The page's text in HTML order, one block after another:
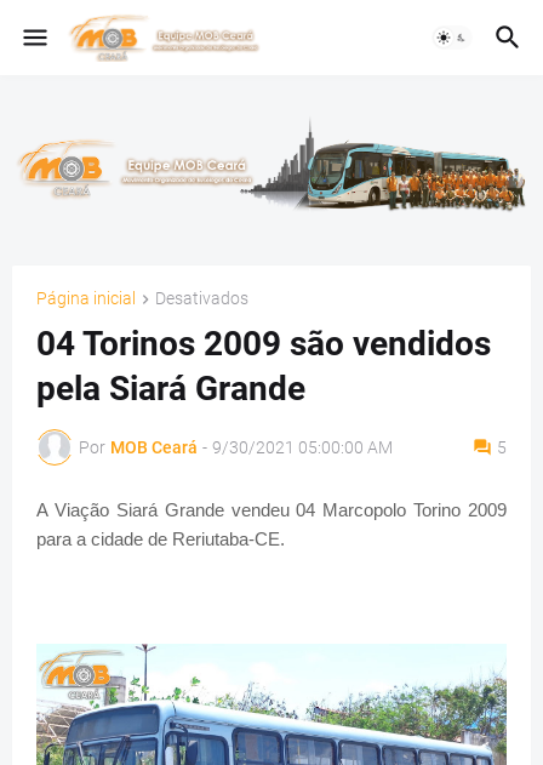
Página inicial Desativados
04 Torinos 2009 são vendidos
pela Siará Grande
Por MOB Ceará - 9/30/2021 05:00:00 AM 5
A Viação Siará Grande vendeu 04 Marcopolo Torino 2009
para a cidade de Reriutaba-CE.